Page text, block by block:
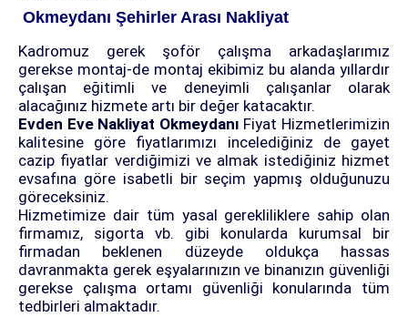
Okmeydanı Şehirler Arası Nakliyat
Kadromuz gerek şoför çalışma arkadaşlarımız
gerekse montaj-de montaj ekibimiz bu alanda yıllardır
çalışan eğitimli ve deneyimli çalışanlar olarak
alacağınız hizmete artı bir değer katacaktır.
Evden Eve Nakliyat Okmeydanı Fiyat Hizmetlerimizin
kalitesine göre fiyatlarımızı incelediğiniz de gayet
cazip fiyatlar verdiğimizi ve almak istediğiniz hizmet
evsafına göre isabetli bir seçim yapmış olduğunuzu
göreceksiniz.
Hizmetimize dair tüm yasal gerekliliklere sahip olan
firmamız, sigorta vb. gibi konularda kurumsal bir
firmadan beklenen düzeyde oldukça hassas
davranmakta gerek eşyalarınızın ve binanızın güvenliği
gerekse çalışma ortamı güvenliği konularında tüm
tedbirleri almaktadır.